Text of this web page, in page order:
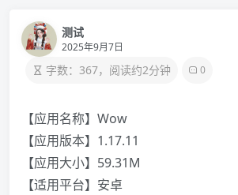
测试
2025年9月7日
字数：367，阅读约2分钟 0
【应用名称】Wow
【应用版本】1.17.11
【应用大小】59.31M
【适用平台】安卓